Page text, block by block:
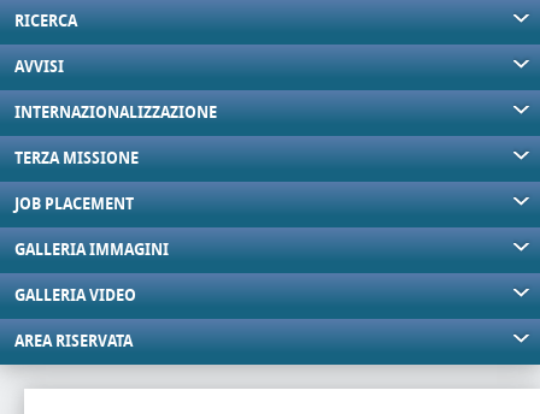
RICERCA
AVVISI
INTERNAZIONALIZZAZIONE
TERZA MISSIONE
JOB PLACEMENT
GALLERIA IMMAGINI
GALLERIA VIDEO
AREA RISERVATA